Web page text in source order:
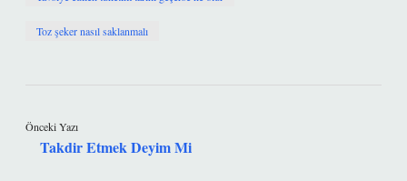
Toz şeker nasıl saklanmalı
Önceki Yazı
Takdir Etmek Deyim Mi